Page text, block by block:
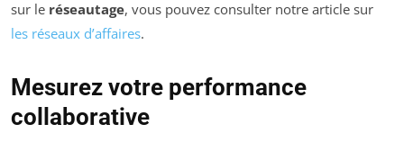
sur le réseautage, vous pouvez consulter notre article sur
les réseaux d’affaires.
Mesurez votre performance
collaborative